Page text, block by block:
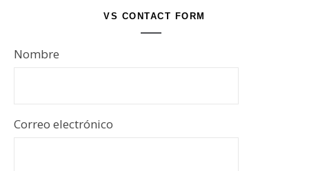
VS CONTACT FORM
Nombre
Correo electrónico